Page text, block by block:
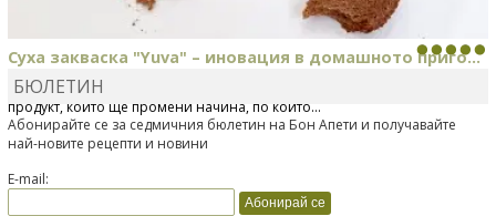
Суха закваска "Yuva" – иновация в домашното приго...
Отскоро Лесафр България стартира предлагането на изцяло нов
продукт, който ще промени начина, по който...
БЮЛЕТИН
Абонирайте се за седмичния бюлетин на Бон Апети и получавайте
най-новите рецепти и новини
E-mail: